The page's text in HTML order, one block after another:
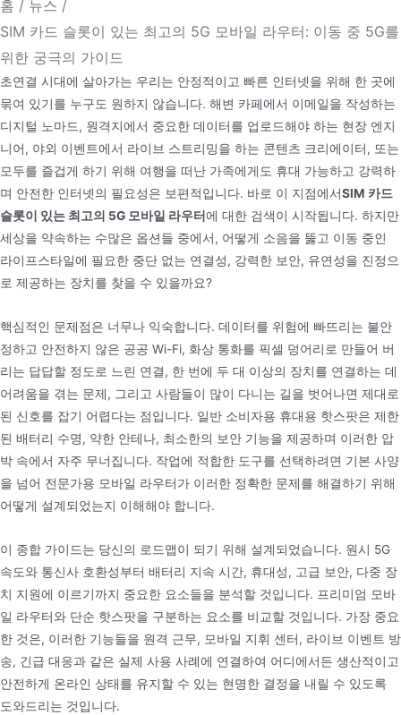
홈 / 뉴스 /
SIM 카드 슬롯이 있는 최고의 5G 모바일 라우터: 이동 중 5G를
위한 궁극의 가이드
초연결 시대에 살아가는 우리는 안정적이고 빠른 인터넷을 위해 한 곳에
묶여 있기를 누구도 원하지 않습니다. 해변 카페에서 이메일을 작성하는
디지털 노마드, 원격지에서 중요한 데이터를 업로드해야 하는 현장 엔지
니어, 야외 이벤트에서 라이브 스트리밍을 하는 콘텐츠 크리에이터, 또는
모두를 즐겁게 하기 위해 여행을 떠난 가족에게도 휴대 가능하고 강력하
며 안전한 인터넷의 필요성은 보편적입니다. 바로 이 지점에서SIM 카드
슬롯이 있는 최고의 5G 모바일 라우터에 대한 검색이 시작됩니다. 하지만
세상을 약속하는 수많은 옵션들 중에서, 어떻게 소음을 뚫고 이동 중인
라이프스타일에 필요한 중단 없는 연결성, 강력한 보안, 유연성을 진정으
로 제공하는 장치를 찾을 수 있을까요?
핵심적인 문제점은 너무나 익숙합니다. 데이터를 위험에 빠뜨리는 불안
정하고 안전하지 않은 공공 Wi-Fi, 화상 통화를 픽셀 덩어리로 만들어 버
리는 답답할 정도로 느린 연결, 한 번에 두 대 이상의 장치를 연결하는 데
어려움을 겪는 문제, 그리고 사람들이 많이 다니는 길을 벗어나면 제대로
된 신호를 잡기 어렵다는 점입니다. 일반 소비자용 휴대용 핫스팟은 제한
된 배터리 수명, 약한 안테나, 최소한의 보안 기능을 제공하며 이러한 압
박 속에서 자주 무너집니다. 작업에 적합한 도구를 선택하려면 기본 사양
을 넘어 전문가용 모바일 라우터가 이러한 정확한 문제를 해결하기 위해
어떻게 설계되었는지 이해해야 합니다.
이 종합 가이드는 당신의 로드맵이 되기 위해 설계되었습니다. 원시 5G
속도와 통신사 호환성부터 배터리 지속 시간, 휴대성, 고급 보안, 다중 장
치 지원에 이르기까지 중요한 요소들을 분석할 것입니다. 프리미엄 모바
일 라우터와 단순 핫스팟을 구분하는 요소를 비교할 것입니다. 가장 중요
한 것은, 이러한 기능들을 원격 근무, 모바일 지휘 센터, 라이브 이벤트 방
송, 긴급 대응과 같은 실제 사용 사례에 연결하여 어디에서든 생산적이고
안전하게 온라인 상태를 유지할 수 있는 현명한 결정을 내릴 수 있도록
도와드리는 것입니다.